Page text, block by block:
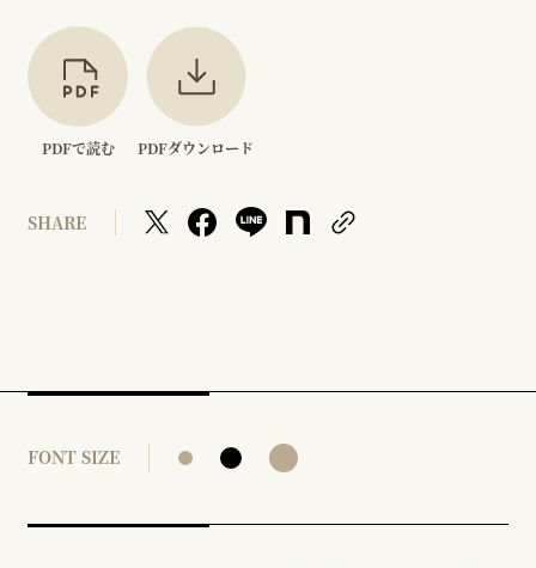
PDFで読む PDFダウンロード
SHARE
FONT SIZE